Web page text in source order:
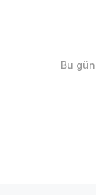
Bu